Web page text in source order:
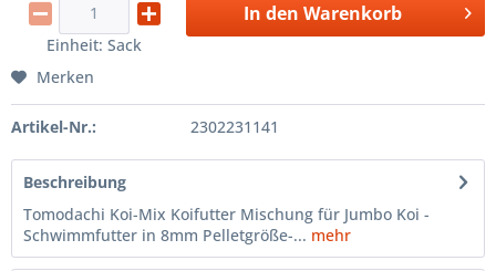
Einheit: Sack
In den Warenkorb
Merken
Artikel-Nr.: 2302231141
Beschreibung
Tomodachi Koi-Mix Koifutter Mischung für Jumbo Koi -
Schwimmfutter in 8mm Pelletgröße-... mehr